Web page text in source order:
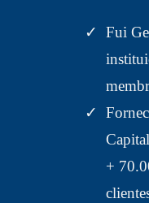
Fui
+